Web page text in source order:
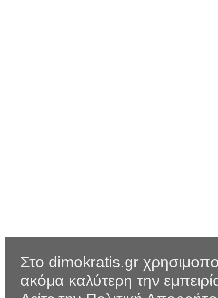
Στο dimokratis.gr
ακόμα καλύτερη την